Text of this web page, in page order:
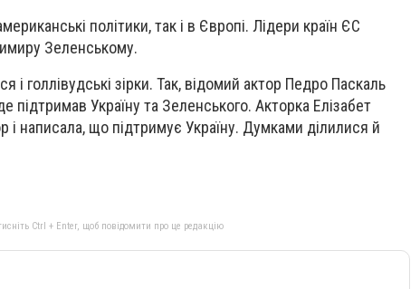
політики, так і в Європі. Лідери країн ЄС
Зеленському.
і голлівудські зірки. Так, відомий актор Педро Паскаль
підтримав Україну та Зеленського. Акторка Елізабет
і написала, що підтримує Україну. Думками ділилися й
Ctrl + Enter, щоб повідомити про це редакцію